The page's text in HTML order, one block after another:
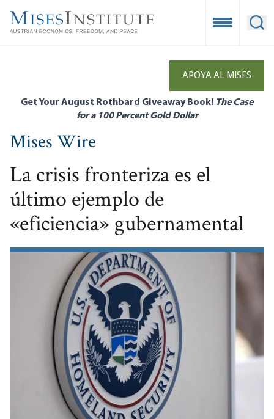
main
Open
APOYA AL MISES
Get Your August Rothbard Giveaway Book! The Case
for a 100 Percent Gold Dollar
Mises Wire
La crisis fronteriza es el
último ejemplo de
«eficiencia» gubernamental